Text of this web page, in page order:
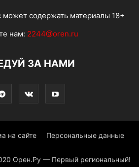
может содержать материалы 18+
нам: 2244@oren.ru
ЗА НАМИ
на сайте Персональные данные
Орен.Ру — Первый региональный!